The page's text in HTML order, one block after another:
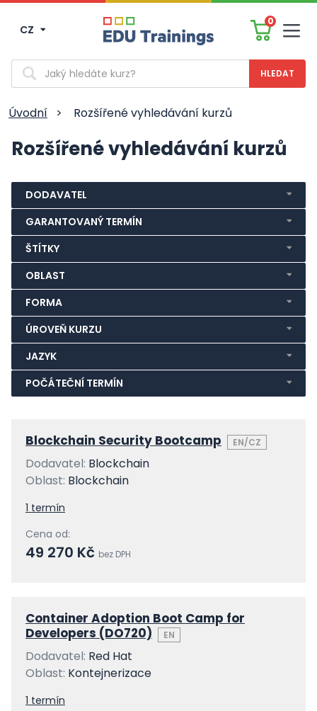
CZ
0
Vyhledávání
Úvodní > Rozšířené vyhledávání kurzů
Rozšířené vyhledávání kurzů
DODAVATEL
GARANTOVANÝ TERMÍN
ŠTÍTKY
OBLAST
FORMA
ÚROVEŇ KURZU
JAZYK
POČÁTEČNÍ TERMÍN
Blockchain Security Bootcamp EN/CZ
Dodavatel: Blockchain
Oblast: Blockchain
1 termín
Cena od:
49 270 Kč bez DPH
Container Adoption Boot Camp for
Developers (DO720)
EN
Dodavatel: Red Hat
Oblast: Kontejnerizace
1 termín